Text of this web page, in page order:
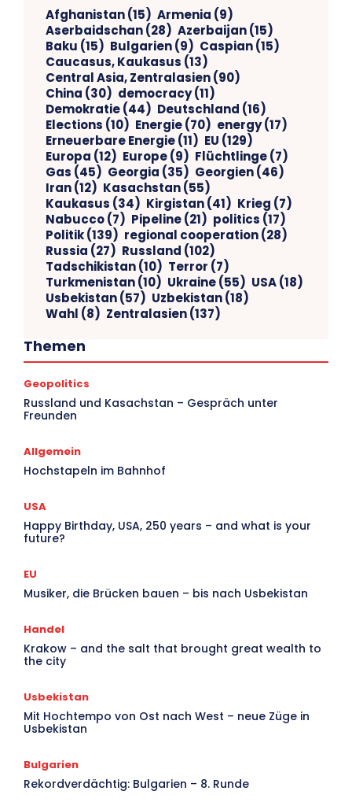
Afghanistan(15) Armenia (9)
Aserbaidschan(28) Azerbaijan(15)
Baku (15) Bulgarien(9) Caspian(15)
Caucasus, Kaukasus (13)
Central Asia, Zentralasien(90)
China (30) democracy(11)
Demokratie(44) Deutschland (16)
Elections (10) Energie(70) energy(17)
Erneuerbare Energie(11) EU (129)
Europa (12) Europe(9) Flüchtlinge(7)
Gas (45) Georgia (35) Georgien(46)
Iran(12) Kasachstan(55)
Kaukasus (34) Kirgistan(41) Krieg (7)
Nabucco(7) Pipeline(21) politics (17)
Politik(139) regional cooperation(28)
Russia (27) Russland (102)
Tadschikistan(10) Terror (7)
Turkmenistan(10) Ukraine(55) USA(18)
Usbekistan(57) Uzbekistan(18)
Wahl (8) Zentralasien(137)
Themen
Geopolitics
Russland und Kasachstan – Gespräch unter
Freunden
Allgemein
Hochstapeln im Bahnhof
USA
Happy Birthday, USA, 250 years – and what is your
future?
EU
Musiker, die Brücken bauen – bis nach Usbekistan
Handel
Krakow – and the salt that brought great wealth to
the city
Usbekistan
Mit Hochtempo von Ost nach West – neue Züge in
Usbekistan
Bulgarien
Rekordverdächtig: Bulgarien – 8. Runde